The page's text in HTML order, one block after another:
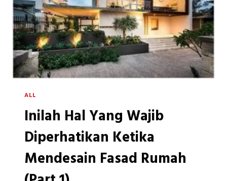
ALL
Inilah Hal Yang Wajib
Diperhatikan Ketika
Mendesain Fasad Rumah